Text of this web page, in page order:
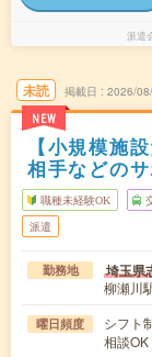
派遣
未読
NEW
掲載日 2026/
【小規模施
相手などの
職種未経験OK
派遣
勤務地 埼玉県
柳瀬川
曜日頻度
シフト
相談OK